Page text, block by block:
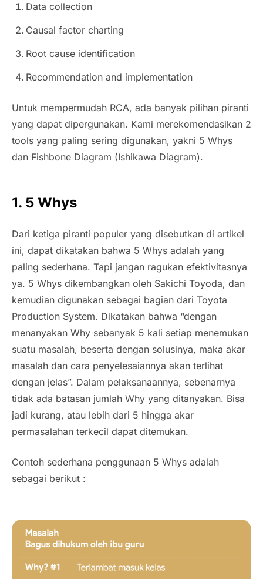
Data collection
Causal factor charting
Root cause identification
Recommendation and implementation
Untuk mempermudah RCA, ada banyak pilihan piranti
yang dapat dipergunakan. Kami merekomendasikan 2
tools yang paling sering digunakan, yakni 5 Whys
dan Fishbone Diagram (Ishikawa Diagram).
1. 5 Whys
Dari ketiga piranti populer yang disebutkan di artikel
ini, dapat dikatakan bahwa 5 Whys adalah yang
paling sederhana. Tapi jangan ragukan efektivitasnya
ya. 5 Whys dikembangkan oleh Sakichi Toyoda, dan
kemudian digunakan sebagai bagian dari Toyota
Production System. Dikatakan bahwa “dengan
menanyakan Why sebanyak 5 kali setiap menemukan
suatu masalah, beserta dengan solusinya, maka akar
masalah dan cara penyelesaiannya akan terlihat
dengan jelas”. Dalam pelaksanaannya, sebenarnya
tidak ada batasan jumlah Why yang ditanyakan. Bisa
jadi kurang, atau lebih dari 5 hingga akar
permasalahan terkecil dapat ditemukan.
Contoh sederhana penggunaan 5 Whys adalah
sebagai berikut :